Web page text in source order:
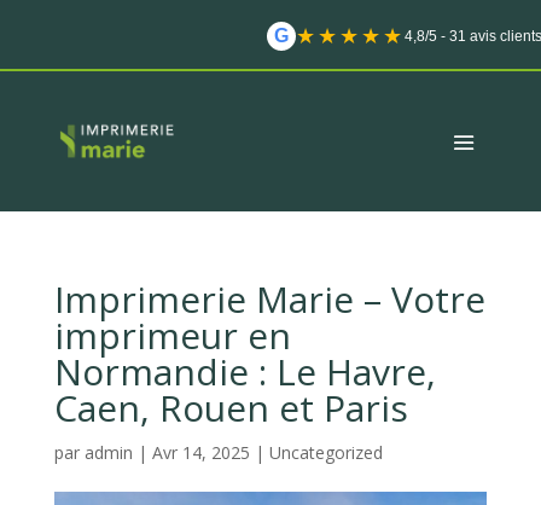
G ★★★★★ 4,8/5 - 31 avis clients
Imprimerie Marie – Votre
imprimeur en
Normandie : Le Havre,
Caen, Rouen et Paris
par admin | Avr 14, 2025 | Uncategorized